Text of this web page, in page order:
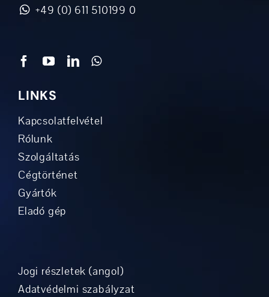
+49 (0) 611 510199 0
LINKS
Kapcsolatfelvétel
Rólunk
Szolgáltatás
Cégtörténet
Gyártók
Eladó gép
Jogi részletek (angol)
Adatvédelmi szabályzat